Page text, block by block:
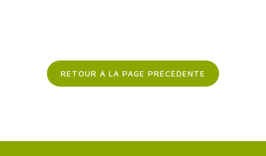
RETOUR À LA PAGE PRÉCÉDENTE